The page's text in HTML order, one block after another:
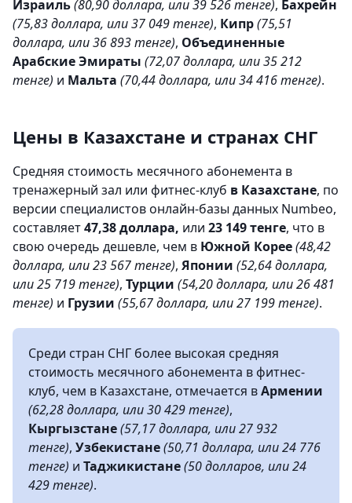
Израиль(80,90 доллара, или 39 526 тенге), Бахрейн
(75,83 доллара, или 37 049 тенге), Кипр(75,51
доллара, или 36 893 тенге), Объединенные
Арабские Эмираты (72,07 доллара, или 35 212
тенге) и Мальта (70,44 доллара, или 34 416 тенге).
Цены в Казахстане и странах СНГ
Средняя стоимость месячного абонемента в
тренажерный зал или фитнес-клуб в Казахстане, по
версии специалистов онлайн-базы данных Numbeo,
составляет47,38 доллара, или 23 149 тенге, что в
свою очередь дешевле, чем в Южной Корее(48,42
доллара, или 23 567 тенге), Японии (52,64 доллара,
или 25 719 тенге), Турции (54,20 доллара, или 26 481
тенге) и Грузии (55,67 доллара, или 27 199 тенге).
Среди стран СНГ более высокая средняя
стоимость месячного абонемента в фитнес-
клуб, чем в Казахстане, отмечается вАрмении
(62,28 доллара, или 30 429 тенге),
Кыргызстане(57,17 доллара, или 27 932
тенге), Узбекистане(50,71 доллара, или 24 776
тенге) и Таджикистане(50 долларов, или 24
429 тенге).